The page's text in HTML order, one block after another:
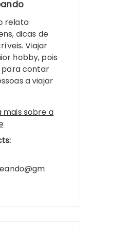
relata
dicas de
Viajar
hobby, pois
para contar
a viajar
mais sobre a